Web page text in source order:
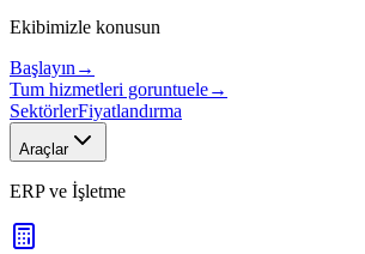
Ekibimizle konusun
Başlayın →
Tum hizmetleri goruntuele→
SektörlerFiyatlandırma
Araçlar
ERP ve İşletme